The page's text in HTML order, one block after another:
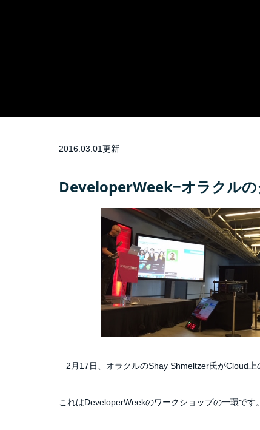
2016.03.01更新
DeveloperWeek−オラクル
2月17日、オラクルのShay Shmeltzer氏がCloud上
これはDeveloperWeekのワークショップの一環で